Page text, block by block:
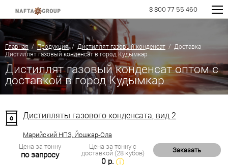
8 800 77 55 460
Главная /Продукция/ Дистиллят газовый конденсат / Доставка
Дистиллят газовый конденсат в город Кудымкар
Дистиллят газовый конденсат оптом с
доставкой в город Кудымкар
Дистилляты газового конденсата, вид 2
Марийский НПЗ, Йошкар-Ола
Цена за тонну
по запросу
Цена за тонну с
доставкой (28 кубов)
0 р.
Заказать